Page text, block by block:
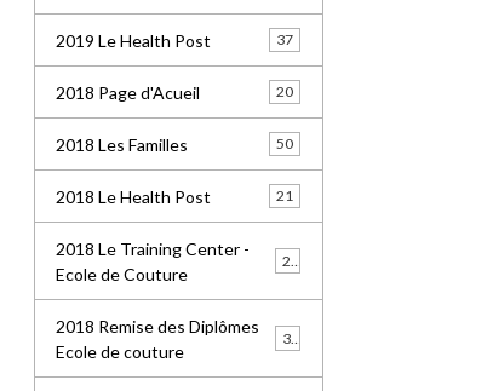
2019 Le Health Post 37
2018 Page d'Acueil 20
2018 Les Familles 50
2018 Le Health Post 21
2018 Le Training Center -
Ecole de Couture
2018 Remise des Diplômes
Ecole de couture